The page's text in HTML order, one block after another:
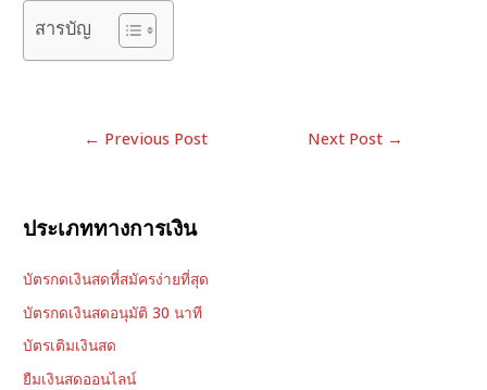
สารบัญ
← Previous Post Next Post →
ประเภททางการเงิน
บัตรกดเงินสดที่สมัครง่ายที่สุด
บัตรกดเงินสดอนุมัติ 30 นาที
บัตรเติมเงินสด
ยืมเงินสดออนไลน์